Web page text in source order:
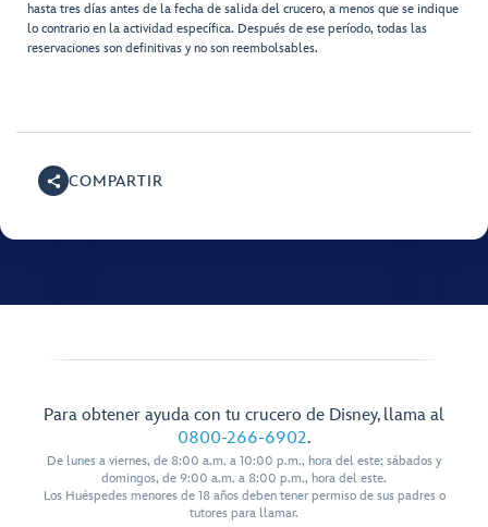
hasta tres días antes de la fecha de salida del crucero, a menos que se indique
lo contrario en la actividad específica. Después de ese período, todas las
reservaciones son definitivas y no son reembolsables.
COMPARTIR
Para obtener ayuda con tu crucero de Disney, llama al
0800-266-6902.
De lunes a viernes, de 8:00 a.m. a 10:00 p.m., hora del este; sábados y
domingos, de 9:00 a.m. a 8:00 p.m., hora del este.
Los Huéspedes menores de 18 años deben tener permiso de sus padres o
tutores para llamar.